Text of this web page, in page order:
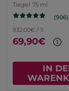
Tiegel 75 ml
(906)
932,00€ / 1l
69,90€
IN